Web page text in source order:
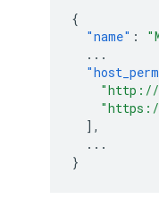
{
"name" :
...
],
...
}